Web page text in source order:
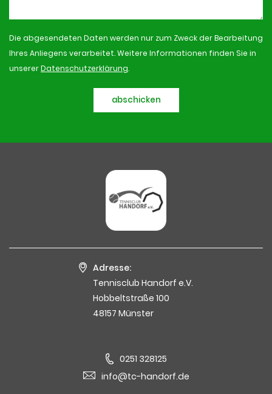
Die abgesendeten Daten werden nur zum Zweck der Bearbeitung
Ihres Anliegens verarbeitet. Weitere Informationen finden Sie in
unsererDatenschutzerklärung.
abschicken
Adresse:
Tennisclub Handorf e.V.
Hobbeltstraße 100
48157 Münster
0251 328125
info@tc-handorf.de